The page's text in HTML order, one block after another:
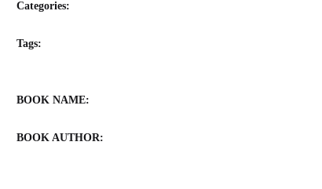
Categories:
Tags:
BOOK NAME
BOOK AUTHOR